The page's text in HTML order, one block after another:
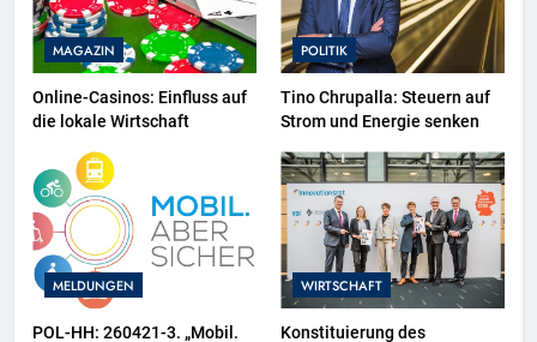
MAGAZIN
Online-Casinos: Einfluss auf
die lokale Wirtschaft
POLITIK
Tino Chrupalla: Steuern auf
Strom und Energie senken
MELDUNGEN
POL-HH: 260421-3. „Mobil.
WIRTSCHAFT
Konstituierung des